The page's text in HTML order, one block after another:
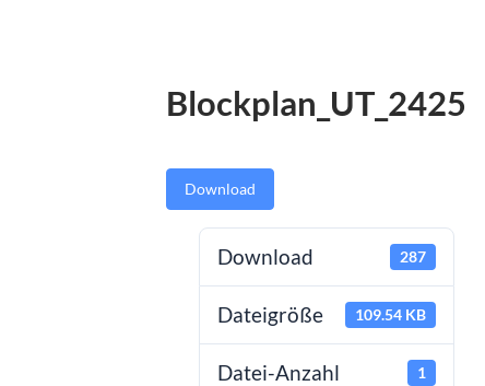
Blockplan_UT_2425
Download
Download 287
Dateigröße 109.54 KB
Datei-Anzahl 1